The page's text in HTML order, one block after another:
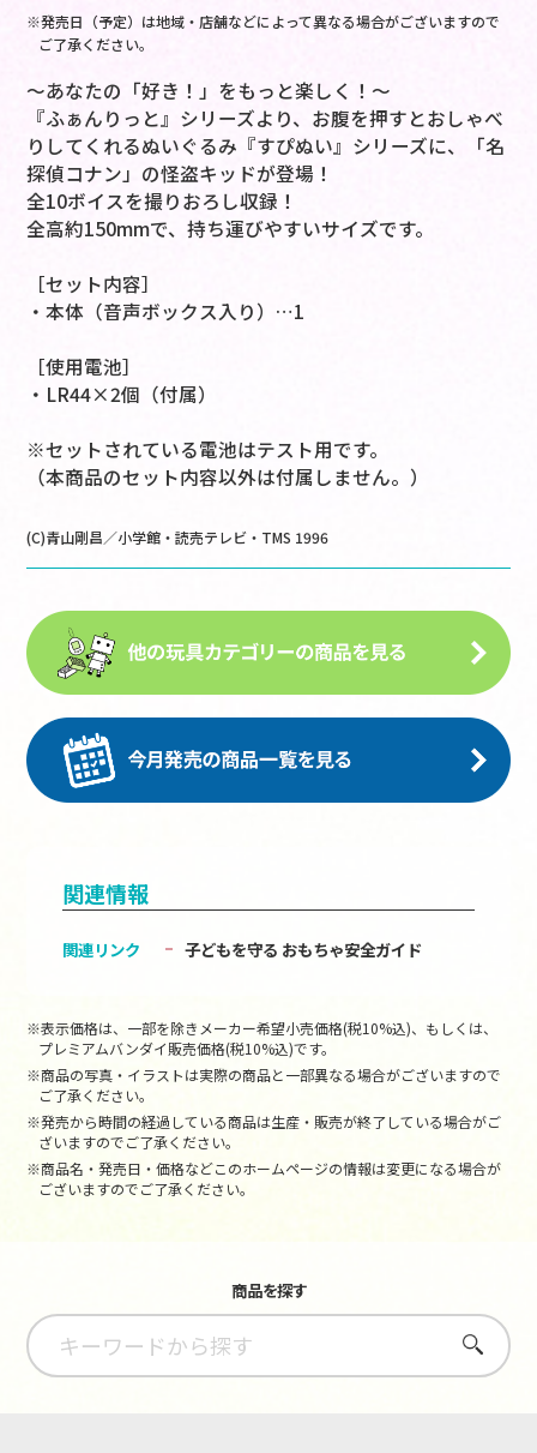
※発売日（予定）は地域・店舗などによって異なる場合がございますので
ご了承ください。
～あなたの「好き！」をもっと楽しく！～
『ふぁんりっと』シリーズより、お腹を押すとおしゃべ
りしてくれるぬいぐるみ『すぴぬい』シリーズに、「名
探偵コナン」の怪盗キッドが登場！
全10ボイスを撮りおろし収録！
全高約150mmで、持ち運びやすいサイズです。
［セット内容］
・本体（音声ボックス入り）…1
［使用電池］
・LR44×2個（付属）
※セットされている電池はテスト用です。
（本商品のセット内容以外は付属しません。）
(C)青山剛昌／小学館・読売テレビ・TMS 1996
関連情報
関連リンク 子どもを守る おもちゃ安全ガイド
※表示価格は、一部を除きメーカー希望小売価格(税10%込)、もしくは、
プレミアムバンダイ販売価格(税10%込)です。
※商品の写真・イラストは実際の商品と一部異なる場合がございますので
ご了承ください。
※発売から時間の経過している商品は生産・販売が終了している場合がご
ざいますのでご了承ください。
※商品名・発売日・価格などこのホームページの情報は変更になる場合が
ございますのでご了承ください。
商品を探す
さがす